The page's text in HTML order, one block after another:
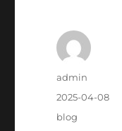
作
admin
發
佈
2025-04-08
分
blog